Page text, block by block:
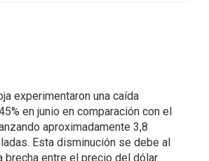
experimentaron una caída
en junio en comparación con el
aproximadamente 3,8
Esta disminución se debe al
brecha entre el precio del dólar